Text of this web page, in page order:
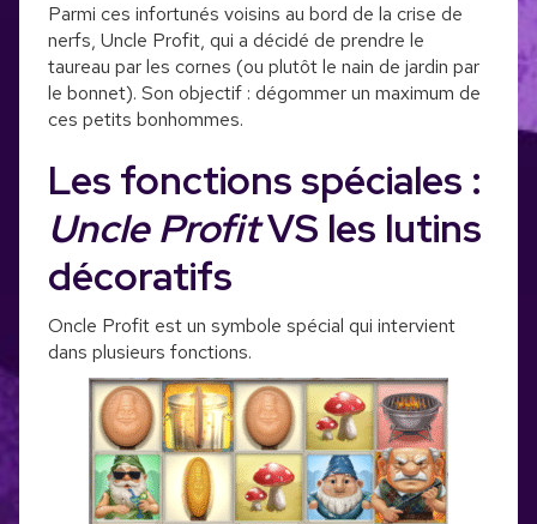
Parmi ces infortunés voisins au bord de la crise de
nerfs, Uncle Profit, qui a décidé de prendre le
taureau par les cornes (ou plutôt le nain de jardin par
le bonnet). Son objectif : dégommer un maximum de
ces petits bonhommes.
Les fonctions spéciales :
Uncle ProfitVS les lutins
décoratifs
Oncle Profit est un symbole spécial qui intervient
dans plusieurs fonctions.